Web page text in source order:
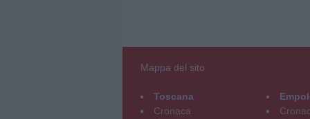
Mappa del sito
Toscana
Cronaca